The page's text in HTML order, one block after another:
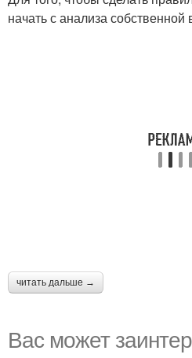
начать с анализа собственной
читать дальше →
Вас может